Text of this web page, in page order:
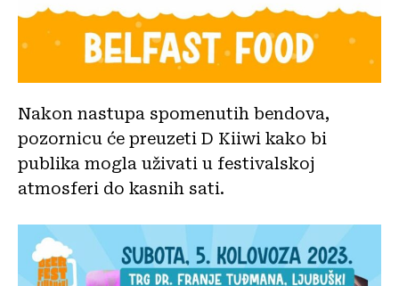
Nakon nastupa spomenutih bendova,
pozornicu će preuzeti D Kiiwi kako bi
publika mogla uživati u festivalskoj
atmosferi do kasnih sati.